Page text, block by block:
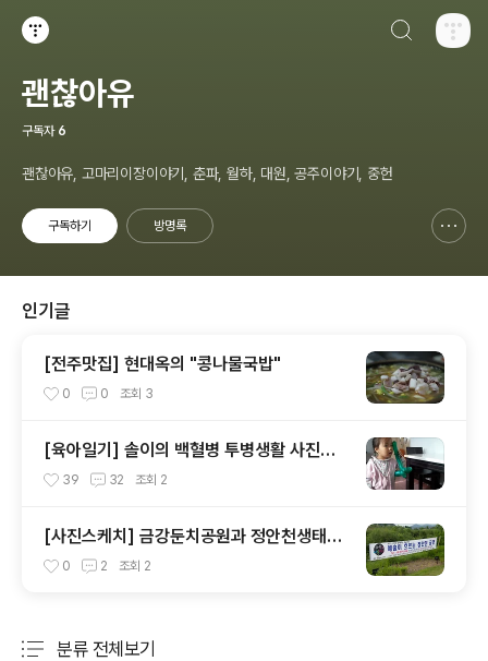
괜찮아유
구독자 6
괜찮아유, 고마리이장이야기, 춘파, 월하, 대원, 공주이야기, 중헌
구독하기 방명록
인기글
[전주맛집] 현대옥의 "콩나물국밥"
0 0 조회 3
[육아일기] 솔이의 백혈병 투병생활 사진으
로 보기.....
39 32 조회 2
[사진스케치] 금강둔치공원과 정안천생태공
원 0 2 조회 2
분류 전체보기